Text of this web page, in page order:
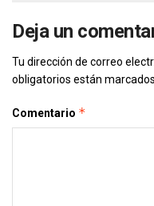
Deja un
Tu dirección de correo
obligatorios están
Comentario *